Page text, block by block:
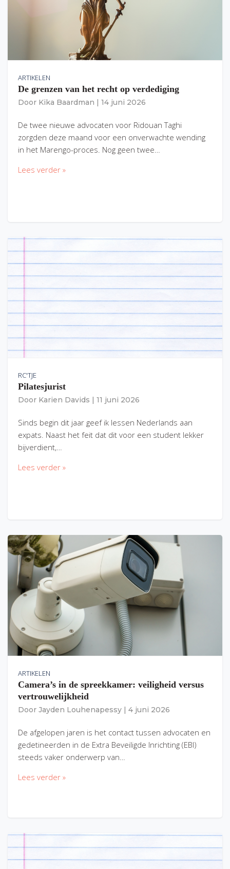
ARTIKELEN
De grenzen van het recht op verdediging
Door Kika Baardman 14 juni 2026
De twee nieuwe advocaten voor Ridouan Taghi
zorgden deze maand voor een onverwachte wending
in het Marengo-proces. Nog geen twee…
Lees verder »
RC'TJE
Pilatesjurist
Door Karien Davids 11 juni 2026
Sinds begin dit jaar geef ik lessen Nederlands aan
expats. Naast het feit dat dit voor een student lekker
bijverdient,…
Lees verder »
ARTIKELEN
Camera’s in de spreekkamer: veiligheid versus
vertrouwelijkheid
Door Jayden Louhenapessy 4 juni 2026
De afgelopen jaren is het contact tussen advocaten en
gedetineerden in de Extra Beveiligde Inrichting (EBI)
steeds vaker onderwerp van…
Lees verder »